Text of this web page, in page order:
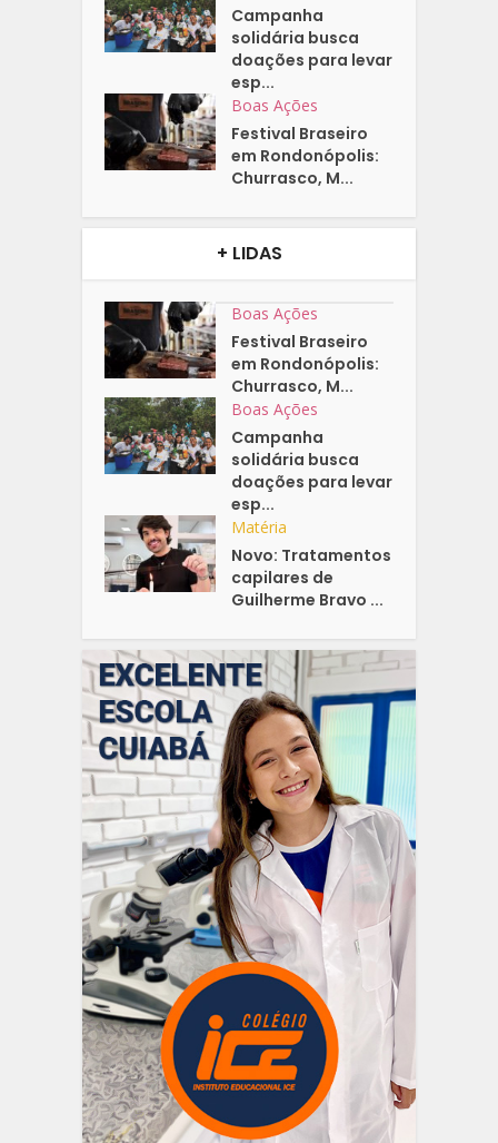
Campanha
solidária busca
doações para levar
esp...
Boas Ações
Festival Braseiro
em Rondonópolis:
Churrasco, M...
+ LIDAS
Boas Ações
Festival Braseiro
em Rondonópolis:
Churrasco, M...
Boas Ações
Campanha
solidária busca
doações para levar
esp...
Matéria
Novo: Tratamentos
capilares de
Guilherme Bravo ...